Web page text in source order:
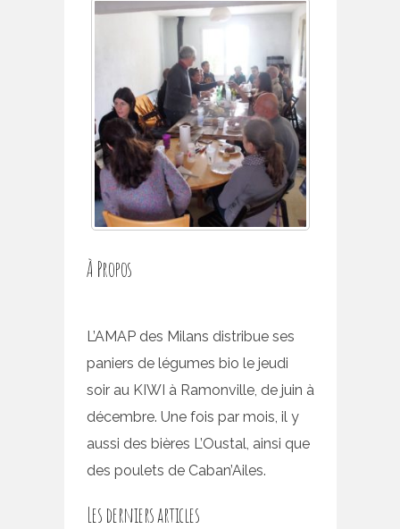
À Propos
L’AMAP des Milans distribue ses
paniers de légumes bio le jeudi
soir au KIWI à Ramonville, de juin à
décembre. Une fois par mois, il y
aussi des bières L’Oustal, ainsi que
des poulets de Caban’Ailes.
Les derniers articles